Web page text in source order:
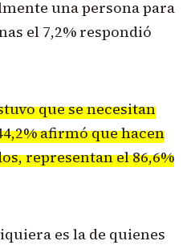
una persona para
el 7,2% respondió
que se necesitan
afirmó que hacen
representan el 86,6%
es la de quienes